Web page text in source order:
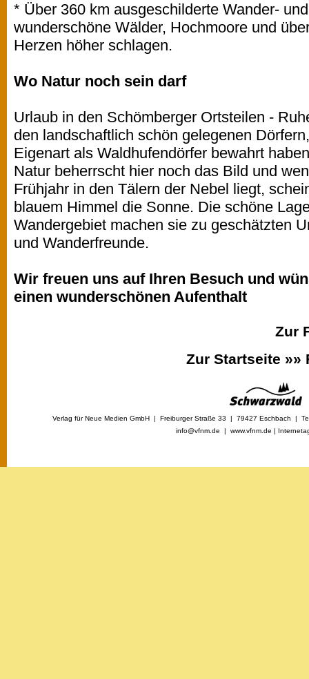
* Über 360 km ausgeschilderte Wander-
wunderschöne Wälder, Hochmoore und
Herzen höher schlagen.
Wo Natur noch sein darf
Urlaub in den Schömberger Ortsteilen -
den landschaftlich schön gelegenen
Eigenart als Waldhufendörfer bewahrt
Natur beherrscht hier noch das Bild und
Frühjahr in den Tälern der Nebel liegt,
blauem Himmel die Sonne. Die schöne
Wandergebiet machen sie zu geschätzten
und Wanderfreunde.
Wir freuen uns auf Ihren Besuch und
einen wunderschönen Aufenthalt
Zur
Zur Startseite »»
Verlag für Neue Medien GmbH | Freiburger Straße 33 | 79427 Eschbach |
info@vfnm.de | www.vfnm.de |